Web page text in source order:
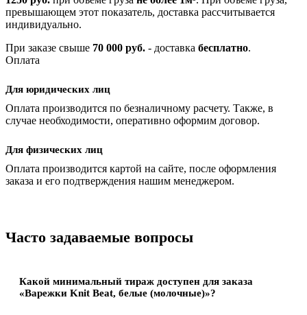
превышающем этот показатель, доставка рассчитывается
индивидуально.
При заказе свыше 70 000 руб. - доставка бесплатно.
Оплата
Для юридических лиц
Оплата производится по безналичному расчету. Также, в
случае необходимости, оперативно оформим договор.
Для физических лиц
Оплата производится картой на сайте, после оформления
заказа и его подтверждения нашим менеджером.
Часто задаваемые вопросы
Какой минимальный тираж доступен для заказа
«Варежки Knit Beat, белые (молочные)»?